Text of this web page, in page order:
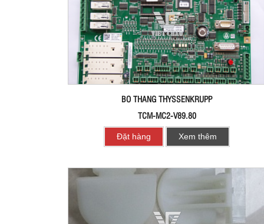
BO THANG THYSSENKRUPP
TCM-MC2-V89.80
Đặt hàng Xem thêm